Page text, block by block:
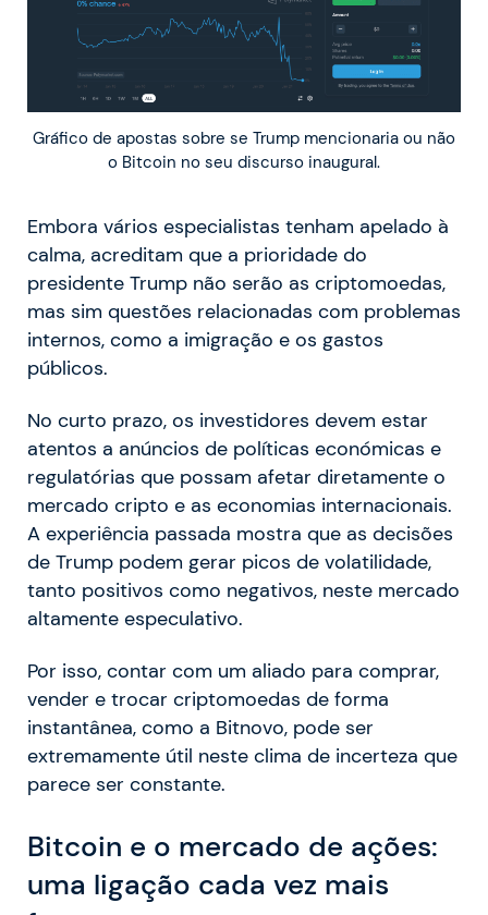
Gráfico de apostas sobre se Trump mencionaria ou não
o Bitcoin no seu discurso inaugural.
Embora vários especialistas tenham apelado à
calma, acreditam que a prioridade do
presidente Trump não serão as criptomoedas,
mas sim questões relacionadas com problemas
internos, como a imigração e os gastos
públicos.
No curto prazo, os investidores devem estar
atentos a anúncios de políticas económicas e
regulatórias que possam afetar diretamente o
mercado cripto e as economias internacionais.
A experiência passada mostra que as decisões
de Trump podem gerar picos de volatilidade,
tanto positivos como negativos, neste mercado
altamente especulativo.
Por isso, contar com um aliado para comprar,
vender e trocar criptomoedas de forma
instantânea, como a Bitnovo, pode ser
extremamente útil neste clima de incerteza que
parece ser constante.
Bitcoin e o mercado de ações:
uma ligação cada vez mais